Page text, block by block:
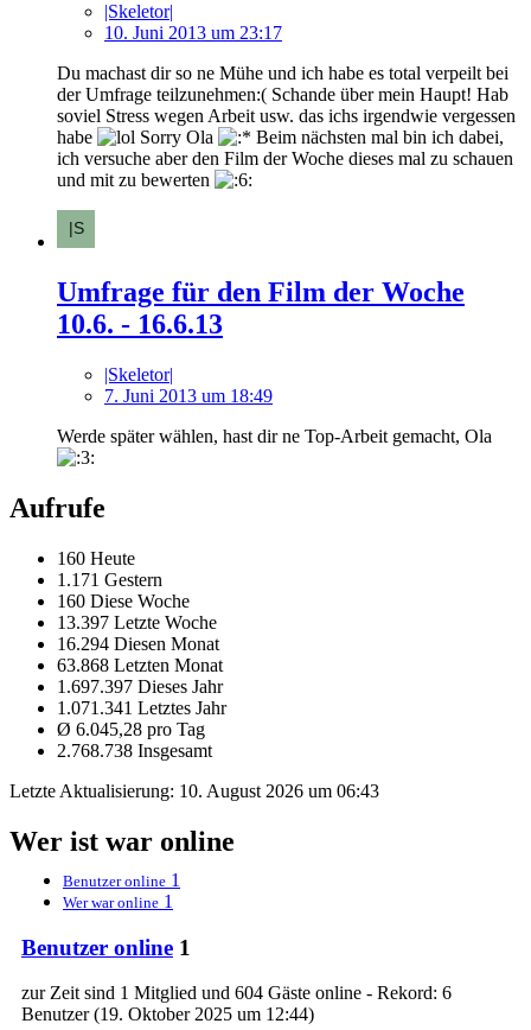
|Skeletor|
10. Juni 2013 um 23:17
Du machast dir so ne Mühe und ich habe es total verpeilt bei
der Umfrage teilzunehmen:( Schande über mein Haupt! Hab
soviel Stress wegen Arbeit usw. das ichs irgendwie vergessen
habe
Sorry Ola
Beim nächsten mal bin ich dabei,
ich versuche aber den Film der Woche dieses mal zu schauen
und mit zu bewerten
Umfrage für den Film der Woche
10.6. - 16.6.13
|Skeletor|
7. Juni 2013 um 18:49
Werde später wählen, hast dir ne Top-Arbeit gemacht, Ola
Aufrufe
160 Heute
1.171 Gestern
160 Diese Woche
13.397 Letzte Woche
16.294 Diesen Monat
63.868 Letzten Monat
1.697.397 Dieses Jahr
1.071.341 Letztes Jahr
Ø 6.045,28 pro Tag
2.768.738 Insgesamt
Letzte Aktualisierung: 10. August 2026 um 06:43
Wer ist war online
Benutzer online 1
Wer war online 1
Benutzer online 1
zur Zeit sind 1 Mitglied und 604 Gäste online - Rekord: 6
Benutzer (19. Oktober 2025 um 12:44)